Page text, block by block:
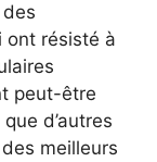
des
ont résisté à
peut-être
d’autres
meilleurs